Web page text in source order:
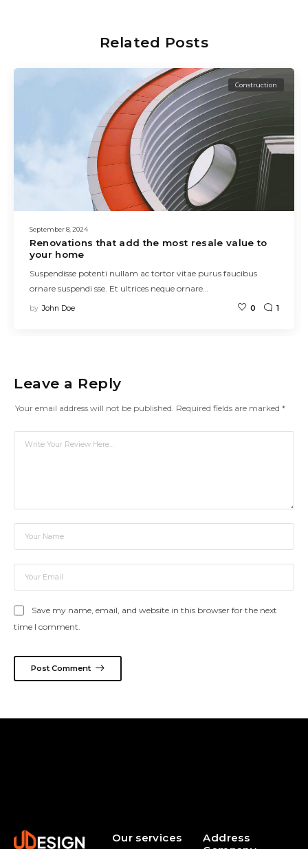
Related Posts
September 8, 2024
Construction
Renovations that add the most resale value to
your home
Suspendisse potenti nullam ac tortor vitae purus faucibus
ornare suspendi sse. Et ultrices neque ornare…
by John Doe 0 1
Leave a Reply
Your email address will not be published. Required fields are marked *
Save my name, email, and website in this browser for the next
time I comment.
Post Comment
Our services
Address